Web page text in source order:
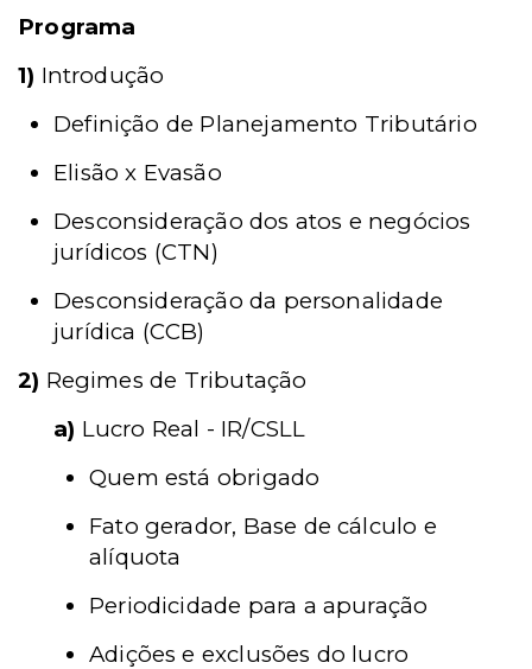
Programa
1) Introdução
Definição de Planejamento Tributário
Elisão x Evasão
Desconsideração dos atos e negócios
jurídicos (CTN)
Desconsideração da personalidade
jurídica (CCB)
2) Regimes de Tributação
a) Lucro Real - IR/CSLL
Quem está obrigado
Fato gerador, Base de cálculo e
alíquota
Periodicidade para a apuração
Adições e exclusões do lucro